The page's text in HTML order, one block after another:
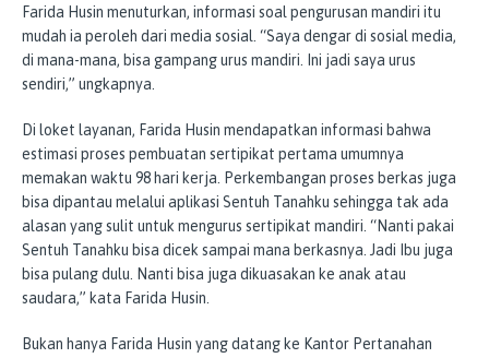
Farida Husin menuturkan, informasi soal pengurusan mandiri itu
mudah ia peroleh dari media sosial. “Saya dengar di sosial media,
di mana-mana, bisa gampang urus mandiri. Ini jadi saya urus
sendiri,” ungkapnya.
Di loket layanan, Farida Husin mendapatkan informasi bahwa
estimasi proses pembuatan sertipikat pertama umumnya
memakan waktu 98 hari kerja. Perkembangan proses berkas juga
bisa dipantau melalui aplikasi Sentuh Tanahku sehingga tak ada
alasan yang sulit untuk mengurus sertipikat mandiri. “Nanti pakai
Sentuh Tanahku bisa dicek sampai mana berkasnya. Jadi Ibu juga
bisa pulang dulu. Nanti bisa juga dikuasakan ke anak atau
saudara,” kata Farida Husin.
Bukan hanya Farida Husin yang datang ke Kantor Pertanahan